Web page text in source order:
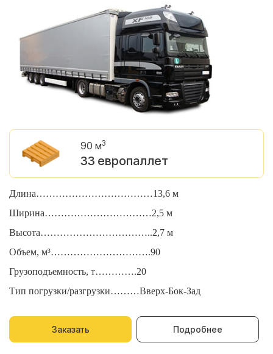
90 м3
33 европаллет
Длина………………………………13,6 м
Ширина……………………………2,5 м
Высота……………………………..2,7 м
Объем, м³………………………….90
Грузоподъемность, т………….20
Тип погрузки/разгрузки………Вверх-Бок-Зад
Заказать Подробнее